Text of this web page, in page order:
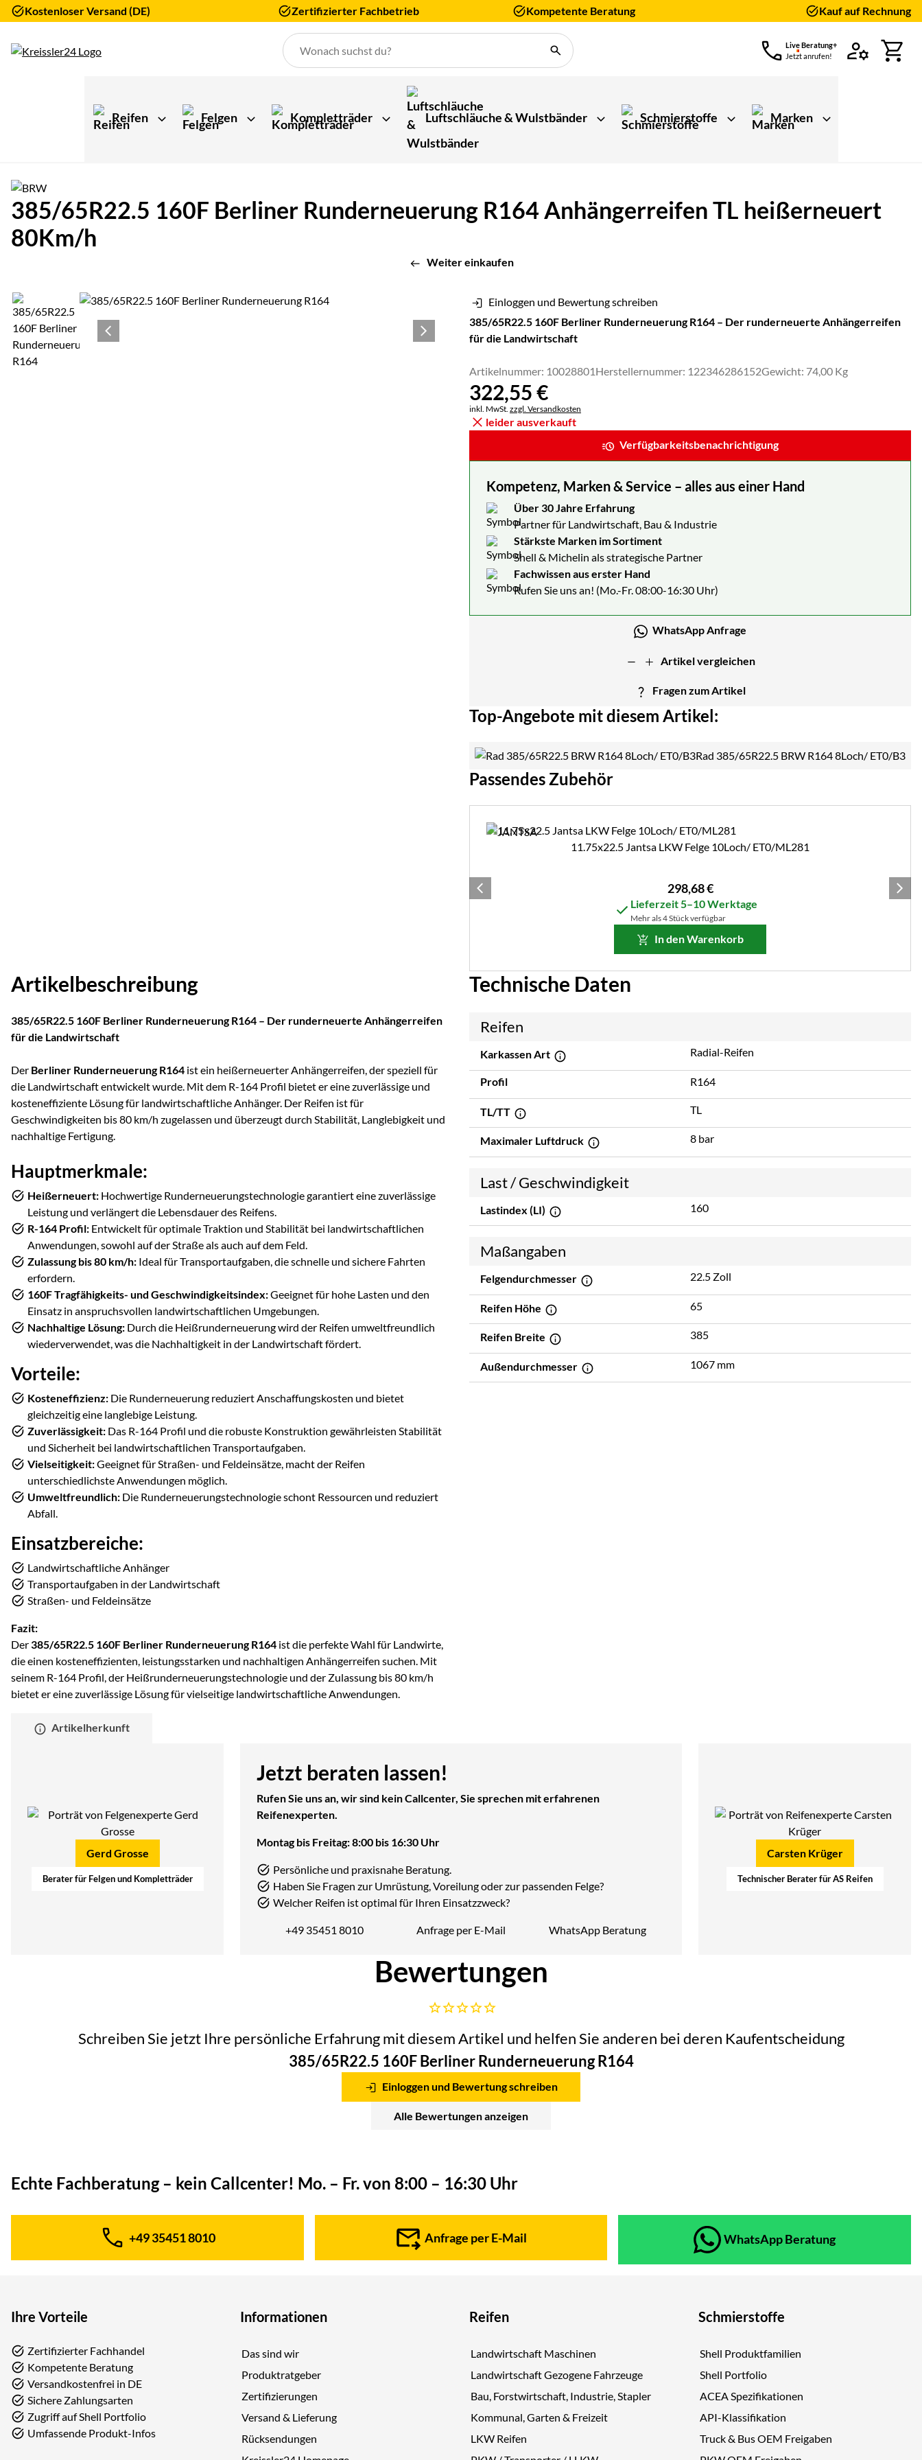
Kostenloser Versand (DE) Zertifizierter Fachbetrieb Kompetente Beratung Kauf auf Rechnung
Live Beratung+
Jetzt anrufen!
Reifen Felgen Kompletträder Luftschläuche & Wulstbänder Schmierstoffe Marken
385/65R22.5 160F Berliner Runderneuerung R164 Anhängerreifen TL heißerneuert
80Km/h
Weiter einkaufen
Produktgalerie
Zur Kaufbox springen
Einloggen und Bewertung schreiben
385/65R22.5 160F Berliner Runderneuerung R164 – Der runderneuerte Anhängerreifen
für die Landwirtschaft
Artikelnummer: 10028801Herstellernummer: 122346286152Gewicht: 74,00 Kg
322,55€
Steuerhinweis:
inkl. MwSt. zzgl. Versandkosten
leider ausverkauft
Verfügbarkeitsbenachrichtigung
Kompetenz, Marken & Service – alles aus einer Hand
Über 30 Jahre Erfahrung
Partner für Landwirtschaft, Bau & Industrie
Stärkste Marken im Sortiment
Shell & Michelin als strategische Partner
Fachwissen aus erster Hand
Rufen Sie uns an! (Mo.-Fr. 08:00-16:30 Uhr)
WhatsApp Anfrage
Artikel vergleichen
Fragen zum Artikel
Top-Angebote mit diesem Artikel:
Rad 385/65R22.5 BRW R164 8Loch/ ET0/B3
Passendes Zubehör
Zubehör überspringen
11.75x22.5 Jantsa LKW Felge 10Loch/ ET0/ML281
298,68€
Lieferzeit 5–10 Werktage
Mehr als 4 Stück verfügbar
In den Warenkorb
Artikelbeschreibung
385/65R22.5 160F Berliner Runderneuerung R164 – Der runderneuerte Anhängerreifen
für die Landwirtschaft
Der Berliner Runderneuerung R164 ist ein heißerneuerter Anhängerreifen, der speziell für
die Landwirtschaft entwickelt wurde. Mit dem R-164 Profil bietet er eine zuverlässige und
kosteneffiziente Lösung für landwirtschaftliche Anhänger. Der Reifen ist für
Geschwindigkeiten bis 80 km/h zugelassen und überzeugt durch Stabilität, Langlebigkeit und
nachhaltige Fertigung.
Hauptmerkmale:
Heißerneuert: Hochwertige Runderneuerungstechnologie garantiert eine zuverlässige
Leistung und verlängert die Lebensdauer des Reifens.
R-164 Profil: Entwickelt für optimale Traktion und Stabilität bei landwirtschaftlichen
Anwendungen, sowohl auf der Straße als auch auf dem Feld.
Zulassung bis 80 km/h: Ideal für Transportaufgaben, die schnelle und sichere Fahrten
erfordern.
160F Tragfähigkeits- und Geschwindigkeitsindex:Geeignet für hohe Lasten und den
Einsatz in anspruchsvollen landwirtschaftlichen Umgebungen.
Nachhaltige Lösung: Durch die Heißrunderneuerung wird der Reifen umweltfreundlich
wiederverwendet, was die Nachhaltigkeit in der Landwirtschaft fördert.
Vorteile:
Kosteneffizienz: Die Runderneuerung reduziert Anschaffungskosten und bietet
gleichzeitig eine langlebige Leistung.
Zuverlässigkeit: Das R-164 Profil und die robuste Konstruktion gewährleisten Stabilität
und Sicherheit bei landwirtschaftlichen Transportaufgaben.
Vielseitigkeit:Geeignet für Straßen- und Feldeinsätze, macht der Reifen
unterschiedlichste Anwendungen möglich.
Umweltfreundlich: Die Runderneuerungstechnologie schont Ressourcen und reduziert
Abfall.
Einsatzbereiche:
Landwirtschaftliche Anhänger
Transportaufgaben in der Landwirtschaft
Straßen- und Feldeinsätze
Fazit:
Der385/65R22.5 160F Berliner Runderneuerung R164 ist die perfekte Wahl für Landwirte,
die einen kosteneffizienten, leistungsstarken und nachhaltigen Anhängerreifen suchen. Mit
seinem R-164 Profil, der Heißrunderneuerungstechnologie und der Zulassung bis 80 km/h
bietet er eine zuverlässige Lösung für vielseitige landwirtschaftliche Anwendungen.
Artikelherkunft
Technische Daten
Reifen
Karkassen Art Radial-Reifen
Profil R164
TL/TT TL
Maximaler Luftdruck 8 bar
Last / Geschwindigkeit
Lastindex (LI) 160
Maßangaben
Felgendurchmesser 22.5 Zoll
Reifen Höhe 65
Reifen Breite 385
Außendurchmesser 1067 mm
Gerd Grosse
Berater für Felgen und Kompletträder
Jetzt beraten lassen!
Rufen Sie uns an, wir sind kein Callcenter, Sie sprechen mit erfahrenen
Reifenexperten.
Montag bis Freitag: 8:00 bis 16:30 Uhr
Persönliche und praxisnahe Beratung.
Haben Sie Fragen zur Umrüstung, Voreilung oder zur passenden Felge?
Welcher Reifen ist optimal für Ihren Einsatzzweck?
Telefon:
+49 35451 8010 Anfrage per E-Mail WhatsApp Beratung
Carsten Krüger
Technischer Berater für AS Reifen
Bewertungen
Noch keine Bewertungen abgegeben
Schreiben Sie jetzt Ihre persönliche Erfahrung mit diesem Artikel und helfen Sie anderen bei deren Kaufentscheidung
385/65R22.5 160F Berliner Runderneuerung R164
Einloggen und Bewertung schreiben
Alle Bewertungen anzeigen
Echte Fachberatung – kein Callcenter! Mo. – Fr. von 8:00 – 16:30 Uhr
Telefon:
+49 35451 8010 Anfrage per E-Mail WhatsApp Beratung
Ihre Vorteile
Zertifizierter Fachhandel
Kompetente Beratung
Versandkostenfrei in DE
Sichere Zahlungsarten
Zugriff auf Shell Portfolio
Umfassende Produkt-Infos
Informationen
Das sind wir
Produktratgeber
Zertifizierungen
Versand & Lieferung
Rücksendungen
Reifen
Landwirtschaft Maschinen
Landwirtschaft Gezogene Fahrzeuge
Bau, Forstwirtschaft, Industrie, Stapler
Kommunal, Garten & Freizeit
LKW Reifen
Schmierstoffe
Shell Produktfamilien
Shell Portfolio
ACEA Spezifikationen
API-Klassifikation
Truck & Bus OEM Freigaben